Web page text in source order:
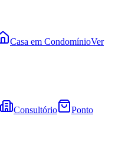
Casa em CondomínioVer
Consultório
Ponto